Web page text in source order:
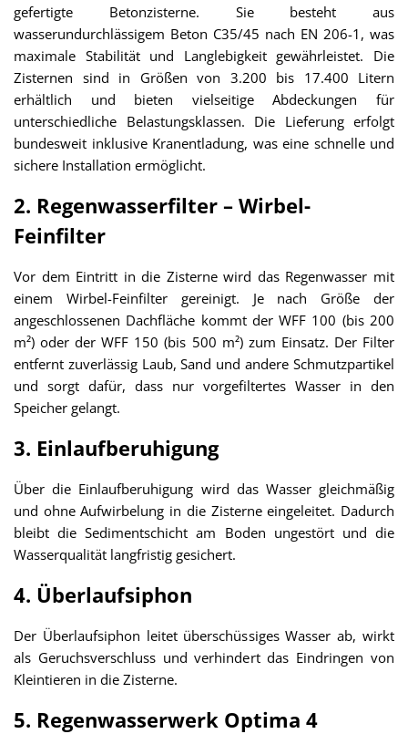
gefertigte Betonzisterne. Sie besteht aus
wasserundurchlässigem Beton C35/45 nach EN 206-1, was
maximale Stabilität und Langlebigkeit gewährleistet. Die
Zisternen sind in Größen von 3.200 bis 17.400 Litern
erhältlich und bieten vielseitige Abdeckungen für
unterschiedliche Belastungsklassen. Die Lieferung erfolgt
bundesweit inklusive Kranentladung, was eine schnelle und
sichere Installation ermöglicht.
2. Regenwasserfilter – Wirbel-
Feinfilter
Vor dem Eintritt in die Zisterne wird das Regenwasser mit
einem Wirbel-Feinfilter gereinigt. Je nach Größe der
angeschlossenen Dachfläche kommt der WFF 100 (bis 200
m²) oder der WFF 150 (bis 500 m²) zum Einsatz. Der Filter
entfernt zuverlässig Laub, Sand und andere Schmutzpartikel
und sorgt dafür, dass nur vorgefiltertes Wasser in den
Speicher gelangt.
3. Einlaufberuhigung
Über die Einlaufberuhigung wird das Wasser gleichmäßig
und ohne Aufwirbelung in die Zisterne eingeleitet. Dadurch
bleibt die Sedimentschicht am Boden ungestört und die
Wasserqualität langfristig gesichert.
4. Überlaufsiphon
Der Überlaufsiphon leitet überschüssiges Wasser ab, wirkt
als Geruchsverschluss und verhindert das Eindringen von
Kleintieren in die Zisterne.
5. Regenwasserwerk Optima 4